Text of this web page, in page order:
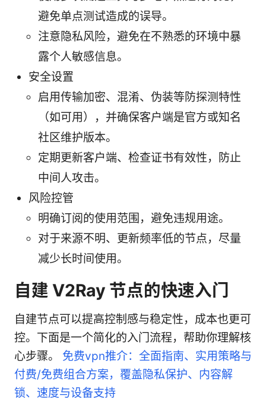
避免单点测试造成的误导。
注意隐私风险，避免在不熟悉的环境中暴
露个人敏感信息。
安全设置
启用传输加密、混淆、伪装等防探测特性
（如可用），并确保客户端是官方或知名
社区维护版本。
定期更新客户端、检查证书有效性，防止
中间人攻击。
风险控管
明确订阅的使用范围，避免违规用途。
对于来源不明、更新频率低的节点，尽量
减少长时间使用。
自建 V2Ray 节点的快速入门
自建节点可以提高控制感与稳定性，成本也更可
控。下面是一个简化的入门流程，帮助你理解核
心步骤。 免费vpn推介：全面指南、实用策略与
付费/免费组合方案，覆盖隐私保护、内容解
锁、速度与设备支持